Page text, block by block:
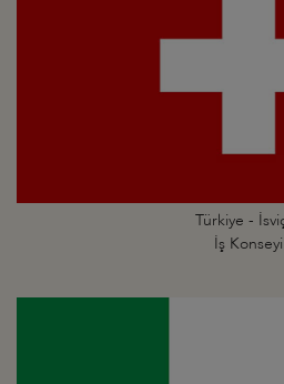
Türkiye -
İş Konseyi